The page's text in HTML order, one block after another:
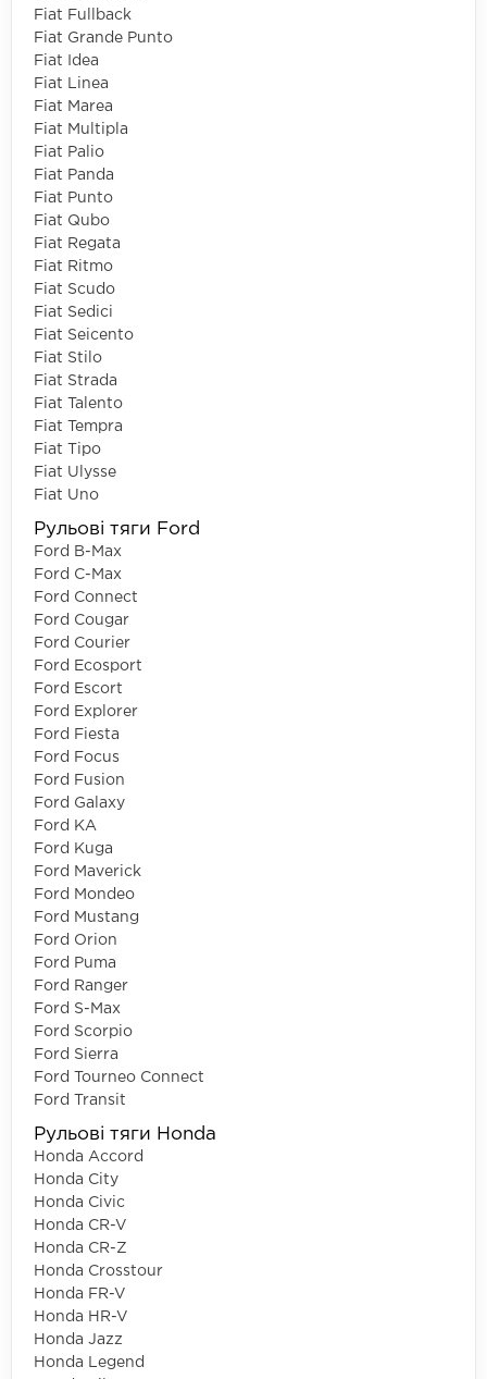
Fiat Fullback
Fiat Grande Punto
Fiat Idea
Fiat Linea
Fiat Marea
Fiat Multipla
Fiat Palio
Fiat Panda
Fiat Punto
Fiat Qubo
Fiat Regata
Fiat Ritmo
Fiat Scudo
Fiat Sedici
Fiat Seicento
Fiat Stilo
Fiat Strada
Fiat Talento
Fiat Tempra
Fiat Tipo
Fiat Ulysse
Fiat Uno
Рульові тяги Ford
Ford B-Max
Ford C-Max
Ford Connect
Ford Cougar
Ford Courier
Ford Ecosport
Ford Escort
Ford Explorer
Ford Fiesta
Ford Focus
Ford Fusion
Ford Galaxy
Ford KA
Ford Kuga
Ford Maverick
Ford Mondeo
Ford Mustang
Ford Orion
Ford Puma
Ford Ranger
Ford S-Max
Ford Scorpio
Ford Sierra
Ford Tourneo Connect
Ford Transit
Рульові тяги Honda
Honda Accord
Honda City
Honda Civic
Honda CR-V
Honda CR-Z
Honda Crosstour
Honda FR-V
Honda HR-V
Honda Jazz
Honda Legend